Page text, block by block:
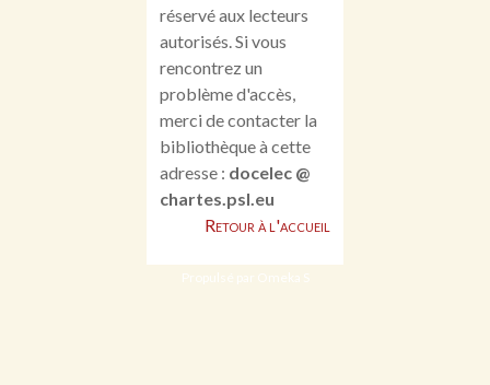
réservé aux lecteurs
autorisés. Si vous
rencontrez un
problème d'accès,
merci de contacter la
bibliothèque à cette
adresse : docelec @
chartes.psl.eu
Retour à l'accueil
Propulsé par Omeka S